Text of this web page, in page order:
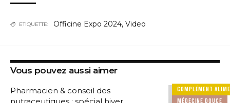
ETIQUETTE: Officine Expo 2024, Video
Vous pouvez aussi aimer
COMPLÉMENT
MÉDECINE DOUCE
Pharmacien & conseil des